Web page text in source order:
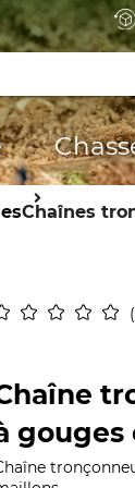
Chaînes
gouges